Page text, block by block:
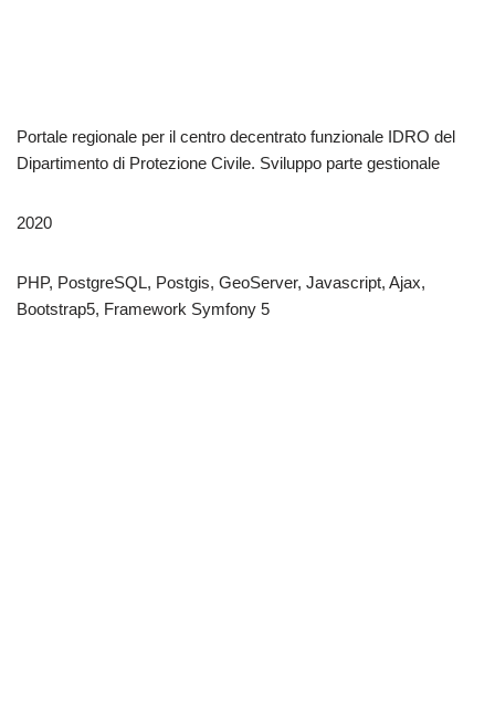
Portale regionale per il centro decentrato funzionale IDRO del
Dipartimento di Protezione Civile. Sviluppo parte gestionale
2020
PHP, PostgreSQL, Postgis, GeoServer, Javascript, Ajax,
Bootstrap5, Framework Symfony 5